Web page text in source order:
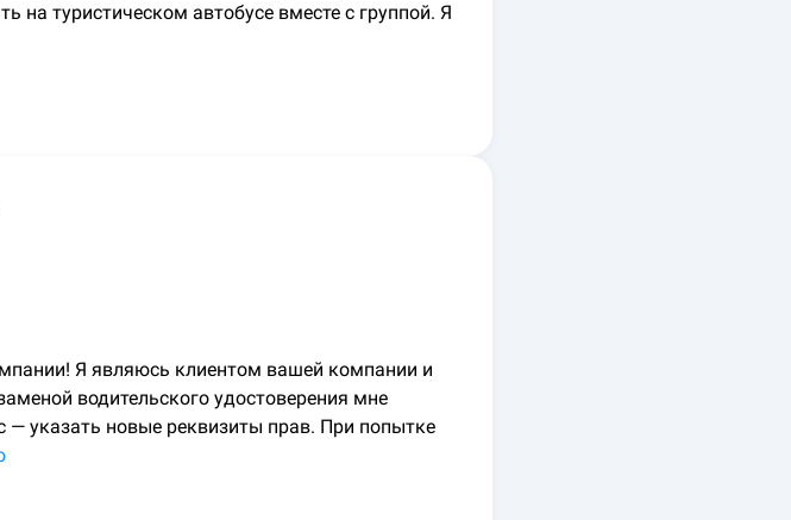
на туристическом автобусе вместе с группой. Я
Я являюсь клиентом вашей компании и
водительского удостоверения мне
— указать новые реквизиты прав. При попытке